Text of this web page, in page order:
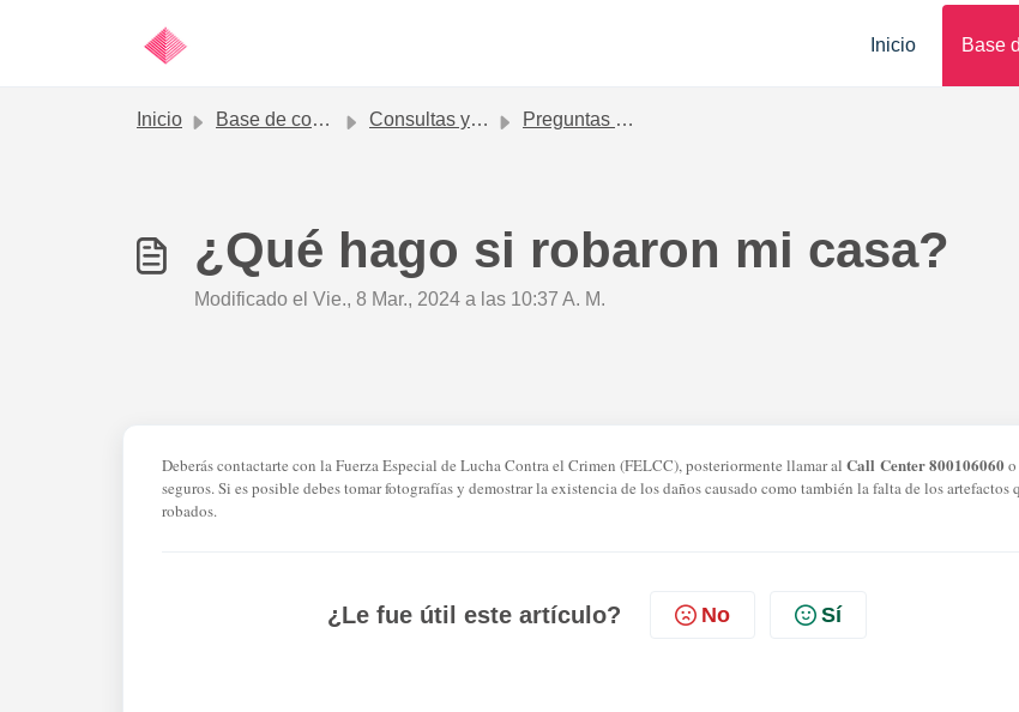
Inicio
Base
Inicio Base de conocimientos Consultas y solicitudes frecuentes Preguntas sobre seguros Hogar
¿Qué hago si robaron mi casa?
Modificado el Vie., 8 Mar., 2024 a las 10:37 A. M.
Deberás contactarte con la Fuerza Especial de Lucha Contra el Crimen (FELCC), posteriormente llamar al Call Center 800106060
seguros. Si es posible debes tomar fotografías y demostrar la existencia de los daños causado como también la falta de los artefactos
robados.
¿Le fue útil este artículo? No Sí